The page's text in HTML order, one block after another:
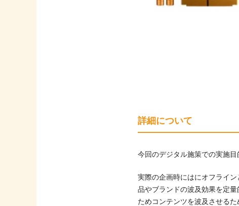
詳細について
今回のデジタル施策での実施
実際の企画時にはにオフライ
品やブランドの波及効果を定
ためコンテンツを波及させる